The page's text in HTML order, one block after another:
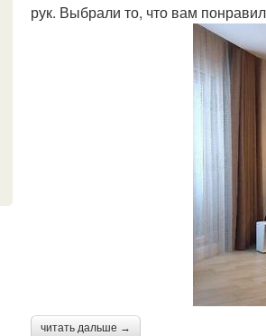
рук. Выбрали то, что вам
читать дальше →